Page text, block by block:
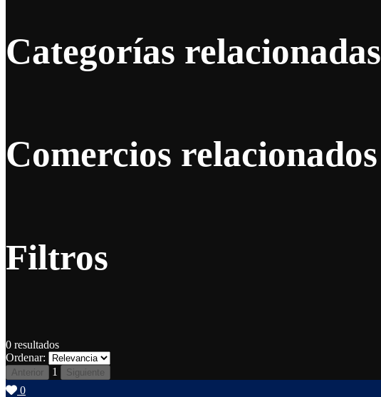
Categorías relacionadas
Comercios relacionados
Filtros
0 resultados
Ordenar:
Anterior 1 Siguiente
0